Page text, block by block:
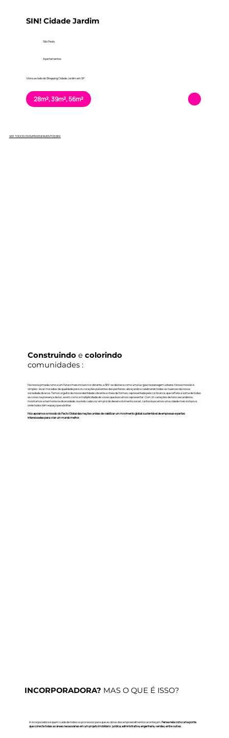
VER TODOS OS EMPREENDIMENTOS SIN!
28m², 39m², 56m²
São Paulo
Apartamentos
SIN! Cidade Jardim
More ao lado do Shopping Cidade Jardim em SP
Na nossa jornada rumo a um futuro mais inclusivo e vibrante, a SIN! se destaca como uma luz guia na paisagem urbana. Nossa missão é
simples: levar moradias de qualidade para os corações pulsantes das periferias, abraçando e celebrando todas as nuances da nossa
sociedade diversa. Temos orgulho da nossa identidade vibrante e cheia de formas, representada pela cor branca, que reflete a soma de todas
as cores na presença da luz, assim como a multiplicidade de vozes que buscamos representar. Com 24 variações de tons secundários,
mostramos a harmonia na diversidade, ouvindo cada voz em prol do desenvolvimento social. Juntos buscamos uma cidade mais inclusiva,
onde todos têm espaço para brilhar.
Nós apoiamos a missão do Pacto Global das nações unidas de viabilizar um movimento global sustentável de empresas e partes
interessadas para criar um mundo melhor.
Construindo ecolorindo
comunidades :
INCORPORADORA? MAS O QUE É ISSO?
A incorporadora é quem cuida de todos os processos para que as obras dos empreendimentos aconteçam.Pense nela como uma ponte
que conecta todas as áreas necessárias em um projeto imobiliário: jurídica, administrativa, engenharia, vendas, entre outras.